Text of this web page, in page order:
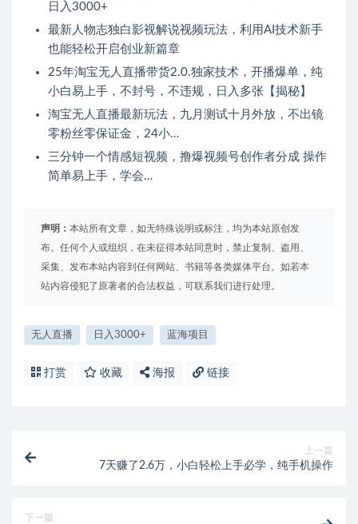
日入3000+
最新人物志独白影视解说视频玩法，利用AI技术新手
也能轻松开启创业新篇章
25年淘宝无人直播带货2.0.独家技术，开播爆单，纯
小白易上手，不封号，不违规，日入多张【揭秘】
淘宝无人直播最新玩法，九月测试十月外放，不出镜
零粉丝零保证金，24小…
三分钟一个情感短视频，撸爆视频号创作者分成 操作
简单易上手，学会…
声明： 本站所有文章，如无特殊说明或标注，均为本站原创发
布。任何个人或组织，在未征得本站同意时，禁止复制、盗用、
采集、发布本站内容到任何网站、书籍等各类媒体平台。如若本
站内容侵犯了原著者的合法权益，可联系我们进行处理。
无人直播 日入3000+ 蓝海项目
打赏 收藏 海报 链接
上一篇
7天赚了2.6万，小白轻松上手必学，纯手机操作
下一篇